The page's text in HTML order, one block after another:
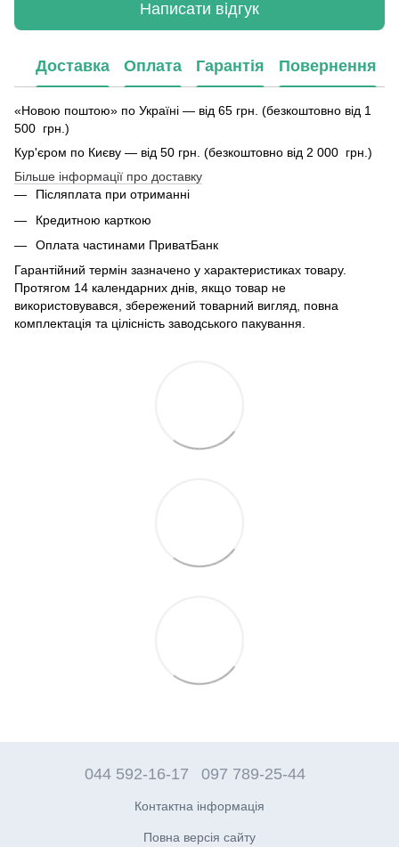
Написати відгук
Доставка Оплата Гарантія Повернення
«Новою поштою» по Україні — від 65 грн. (безкоштовно від 1
500 грн.)
Кур'єром по Києву — від 50 грн. (безкоштовно від 2 000 грн.)
Більше інформації про доставку
Післяплата при отриманні
Кредитною карткою
Оплата частинами ПриватБанк
Гарантійний термін зазначено у характеристиках товару.
Протягом 14 календарних днів, якщо товар не
використовувався, збережений товарний вигляд, повна
комплектація та цілісність заводського пакування.
044 592-16-17 097 789-25-44
Контактна інформація
Повна версія сайту